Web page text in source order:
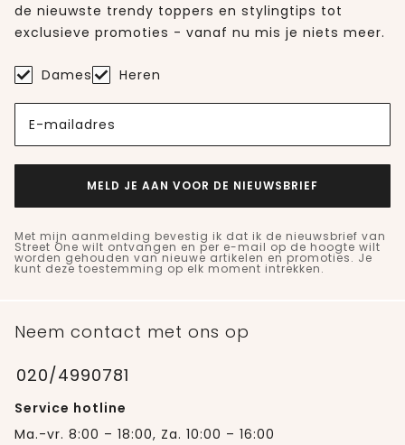
de nieuwste trendy toppers en stylingtips tot
exclusieve promoties - vanaf nu mis je niets meer.
Dames Heren
E-mailadres
MELD JE AAN VOOR DE NIEUWSBRIEF
Met mijn aanmelding bevestig ik dat ik de nieuwsbrief van
Street One wilt ontvangen en per e-mail op de hoogte wilt
worden gehouden van nieuwe artikelen en promoties. Je
kunt deze toestemming op elk moment intrekken.
Neem contact met ons op
020/4990781
Service hotline
Ma.-vr. 8:00 – 18:00, Za. 10:00 – 16:00